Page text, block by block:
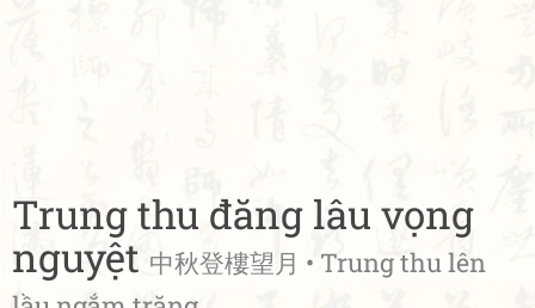
Trung thu đăng lâu vọng
nguyệt 中秋登樓望月 • Trung thu lên